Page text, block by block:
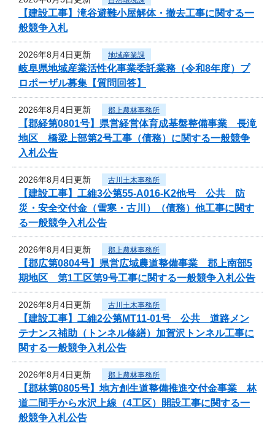
【建設工事】滝谷避難小屋解体・撤去工事に関する一
般競争入札
2026年8月4日更新 地域産業課
岐阜県地域産業活性化事業委託業務（令和8年度）プ
ロポーザル募集【質問回答】
2026年8月4日更新 郡上農林事務所
【郡経第0801号】県営経営体育成基盤整備事業 長滝
地区 橋梁上部第2号工事（債務）に関する一般競争
入札公告
2026年8月4日更新 古川土木事務所
【建設工事】工維3公第55-A016-K2他号 公共 防
災・安全交付金（雪寒・古川）（債務）他工事に関す
る一般競争入札公告
2026年8月4日更新 郡上農林事務所
【郡広第0804号】県営広域農道整備事業 郡上南部5
期地区 第1工区第9号工事に関する一般競争入札公告
2026年8月4日更新 古川土木事務所
【建設工事】工維2公第MT11-01号 公共 道路メン
テナンス補助（トンネル修繕）加賀沢トンネル工事に
関する一般競争入札公告
2026年8月4日更新 郡上農林事務所
【郡林第0805号】地方創生道整備推進交付金事業 林
道二間手から水沢上線（4工区）開設工事に関する一
般競争入札公告